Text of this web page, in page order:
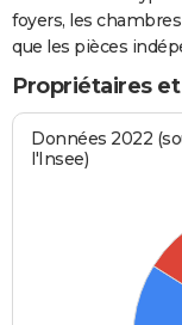
foyers, les
que les pièces
Propriétaires
Données 2022
l'Insee)